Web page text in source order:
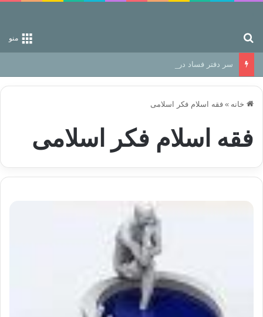
منو
سر دفتر فساد در زمین‌، دوری وکناره‌گیری از راه خداست‌!
خانه » فقه اسلام فکر اسلامی
فقه اسلام فکر اسلامی